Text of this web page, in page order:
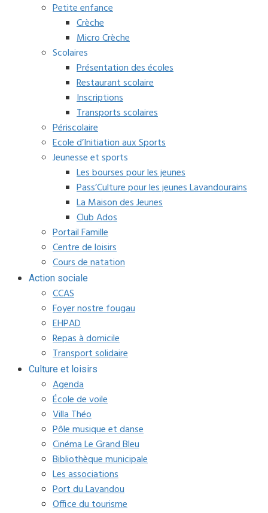
Petite enfance
Crèche
Micro Crèche
Scolaires
Présentation des écoles
Restaurant scolaire
Inscriptions
Transports scolaires
Périscolaire
Ecole d’Initiation aux Sports
Jeunesse et sports
Les bourses pour les jeunes
Pass’Culture pour les jeunes Lavandourains
La Maison des Jeunes
Club Ados
Portail Famille
Centre de loisirs
Cours de natation
Action sociale
CCAS
Foyer nostre fougau
EHPAD
Repas à domicile
Transport solidaire
Culture et loisirs
Agenda
École de voile
Villa Théo
Pôle musique et danse
Cinéma Le Grand Bleu
Bibliothèque municipale
Les associations
Port du Lavandou
Office du tourisme